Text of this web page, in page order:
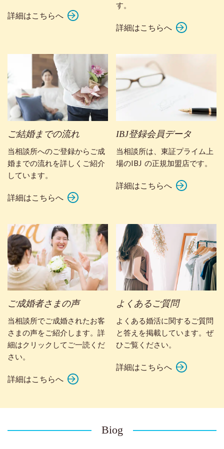
詳細はこちらへ
す。
詳細はこちらへ
ご結婚までの流れ
当相談所へのご登録からご成
婚までの流れを詳しくご紹介
しています。
詳細はこちらへ
IBJ登録会員データ
当相談所は、東証プライム上
場のIBJ の正規加盟店です。
詳細はこちらへ
ご成婚者さまの声
当相談所でご成婚されたお客
さまの声をご紹介します。詳
細はクリックしてご一読くだ
さい。
詳細はこちらへ
よくあるご質問
よくある婚活に関するご質問
と答えを掲載しています。ぜ
ひご覧ください。
詳細はこちらへ
Biog